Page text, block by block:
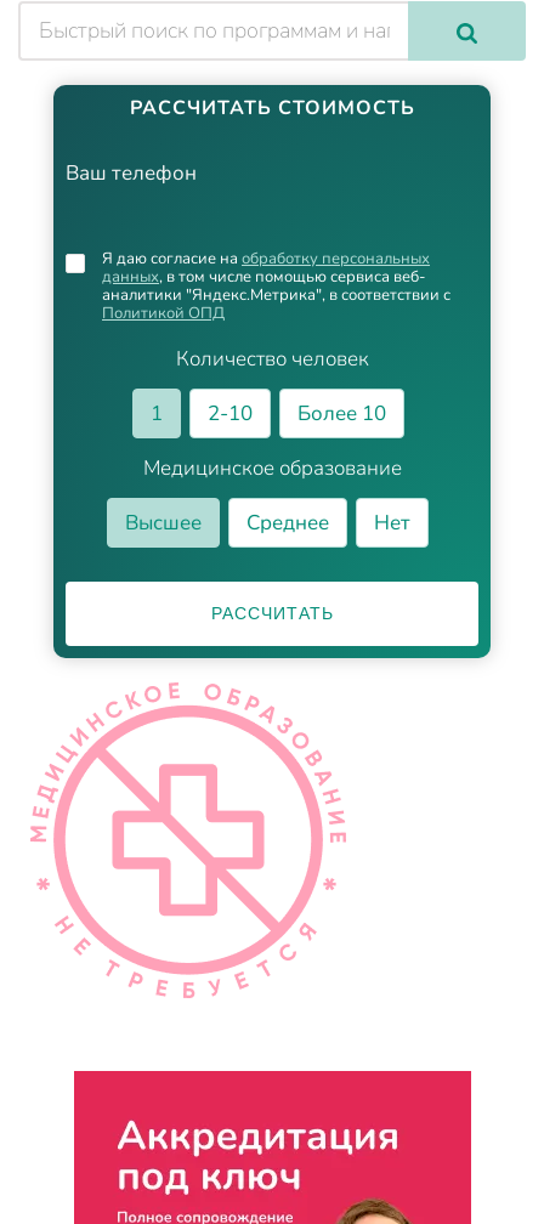
РАССЧИТАТЬ СТОИМОСТЬ
Ваш телефон
Количество человек
1
2-10
Более 10
Медицинское образование
Высшее
Среднее Нет
Я даю согласие на обработку персональных
данных, в том числе помощью сервиса веб-
аналитики "Яндекс.Метрика", в соответствии с
Политикой ОПД
РАССЧИТАТЬ